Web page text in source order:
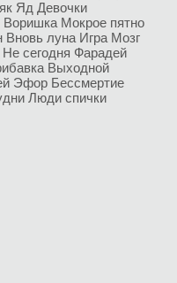
Яд Девочки
Воришка Мокрое пятно
Вновь луна Игра Мозг
Не сегодня Фарадей
Выходной
Эфор Бессмертие
Люди спички